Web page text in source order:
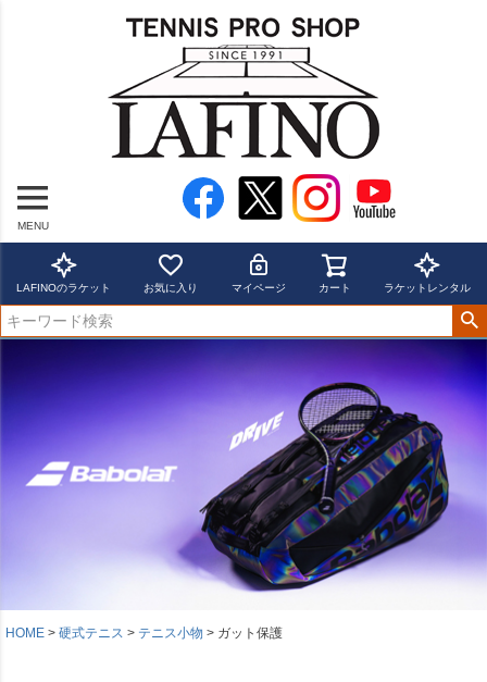
MENU
LAFINOのラケット お気に入り マイページ カート ラケットレンタル
HOME 硬式テニス テニス小物 ガット保護